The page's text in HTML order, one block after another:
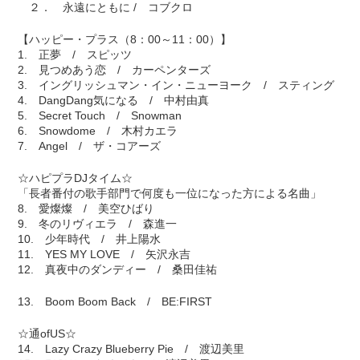
２． 永遠にともに / コブクロ
【ハッピー・プラス（8：00～11：00）】
1. 正夢 / スピッツ
2. 見つめあう恋 / カーペンターズ
3. イングリッシュマン・イン・ニューヨーク / スティング
4. DangDang気になる / 中村由真
5. Secret Touch / Snowman
6. Snowdome / 木村カエラ
7. Angel / ザ・コアーズ
☆ハピプラDJタイム☆
「長者番付の歌手部門で何度も一位になった方による名曲」
8. 愛燦燦 / 美空ひばり
9. 冬のリヴィエラ / 森進一
10. 少年時代 / 井上陽水
11. YES MY LOVE / 矢沢永吉
12. 真夜中のダンディー / 桑田佳祐
13. Boom Boom Back / BE:FIRST
☆通ofUS☆
14. Lazy Crazy Blueberry Pie / 渡辺美里